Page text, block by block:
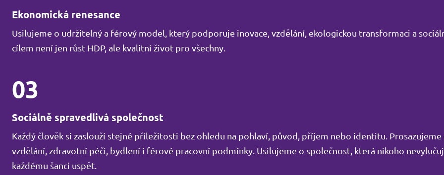
Ekonomická renesance
Usilujeme o udržitelný a férový model, který podporuje inovace, vzdělání, ekologickou transformaci a
cílem není jen růst HDP, ale kvalitní život pro všechny.
03
Sociálně spravedlivá společnost
Každý člověk si zaslouží stejné příležitosti bez ohledu na pohlaví, původ, příjem nebo identitu.
vzdělání, zdravotní péči, bydlení i férové pracovní podmínky. Usilujeme o společnost, která nikoho
každému šanci uspět.